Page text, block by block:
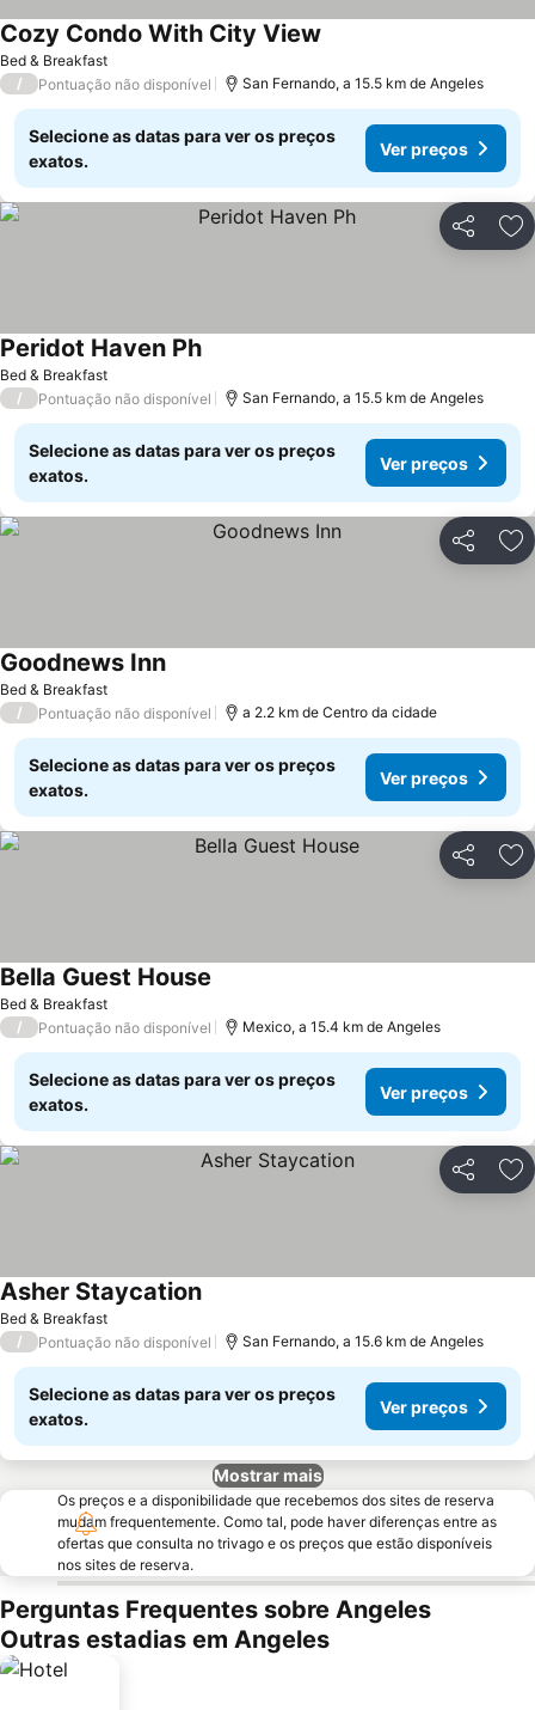
Bed & Breakfast
Cozy Condo With City View
/ Pontuação não disponível San Fernando, a 15.5 km de Angeles
Selecione as datas para ver os preços
exatos.
Ver preços
Partilhar
Bed & Breakfast
Peridot Haven Ph
/ Pontuação não disponível San Fernando, a 15.5 km de Angeles
Selecione as datas para ver os preços
exatos.
Ver preços
Partilhar
Bed & Breakfast
Goodnews Inn
/ Pontuação não disponível a 2.2 km de Centro da cidade
Selecione as datas para ver os preços
exatos.
Ver preços
Partilhar
Bed & Breakfast
Bella Guest House
/ Pontuação não disponível Mexico, a 15.4 km de Angeles
Selecione as datas para ver os preços
exatos.
Ver preços
Partilhar
Bed & Breakfast
Asher Staycation
/ Pontuação não disponível San Fernando, a 15.6 km de Angeles
Selecione as datas para ver os preços
exatos.
Ver preços
Mostrar mais
Os preços e a disponibilidade que recebemos dos sites de reserva
mudam frequentemente. Como tal, pode haver diferenças entre as
ofertas que consulta no trivago e os preços que estão disponíveis
nos sites de reserva.
Perguntas Frequentes sobre Angeles
Outras estadias em Angeles